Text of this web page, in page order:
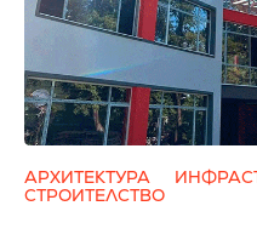
АРХИТЕКТУРА
СТРОИТЕЛСТВО